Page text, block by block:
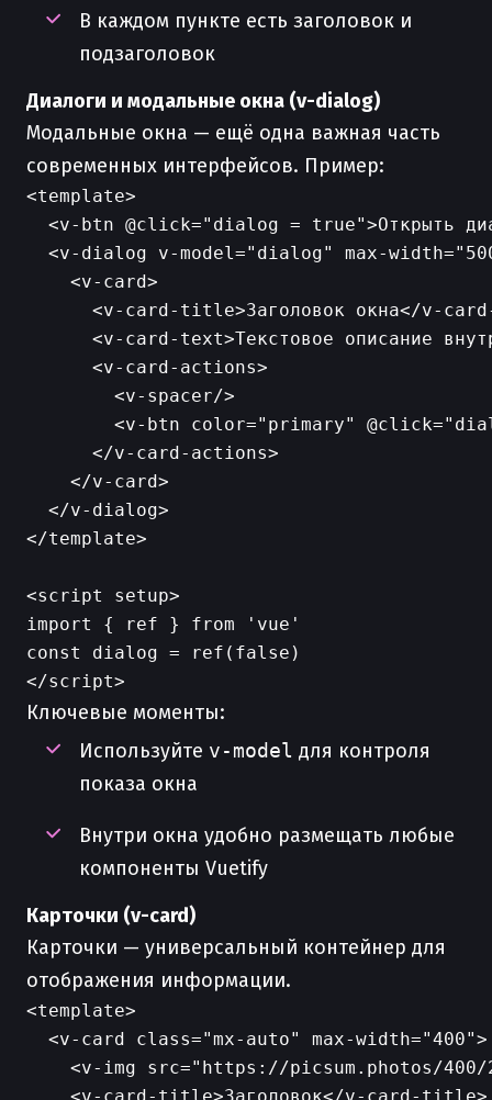
В каждом пункте есть заголовок и
подзаголовок
Диалоги и модальные окна (v-dialog)
Модальные окна — ещё одна важная часть
современных интерфейсов. Пример:
<template>
<v-btn @click="dialog = true">Открыть
<v-dialog v-model="dialog" max-
    <v-card>
<v-card-title>Заголовок окна</v-
<v-card-text>Текстовое описание
      <v-card-actions>
        <v-spacer/>
<v-btn color="primary"
      </v-card-actions>
    </v-card>
  </v-dialog>
</template>
<script setup>
import { ref } from 'vue'
const dialog = ref(false)
Ключевые моменты:
Используйте v-model для контроля
показа окна
Внутри окна удобно размещать любые
компоненты Vuetify
Карточки (v-card)
Карточки — универсальный контейнер для
отображения информации.
<template>
  <v-card class="mx-auto" max-width="400">
<v-img src="https://picsum.photos/